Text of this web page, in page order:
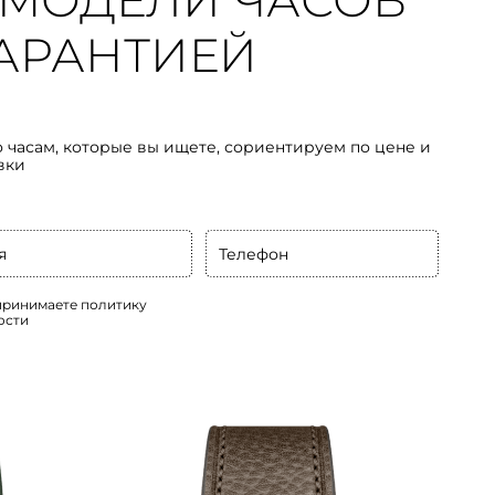
часам, которые вы ищете, сориентируем по цене и
Телефон
политику